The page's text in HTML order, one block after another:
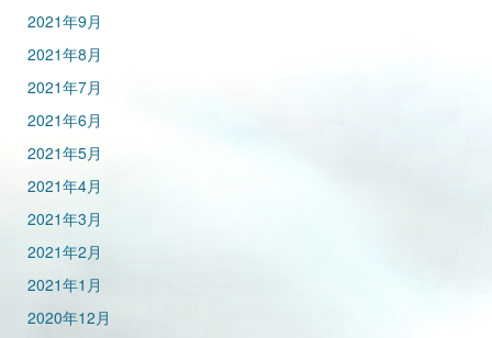
2021年9月
2021年8月
2021年7月
2021年6月
2021年5月
2021年4月
2021年3月
2021年2月
2021年1月
2020年12月